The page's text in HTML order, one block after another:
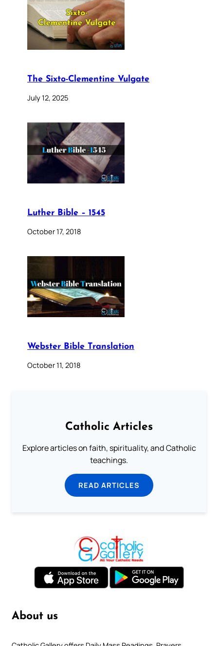
The Sixto-Clementine Vulgate
July 12, 2025
Luther Bible – 1545
October 17, 2018
Webster Bible Translation
October 11, 2018
Catholic Articles
Explore articles on faith, spirituality, and Catholic
teachings.
READ ARTICLES
About us